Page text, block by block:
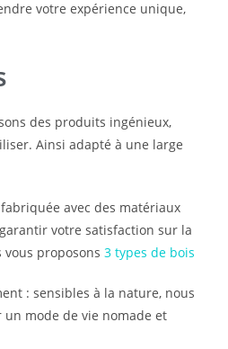
votre expérience unique,
des produits ingénieux,
Ainsi adapté à une large
avec des matériaux
votre satisfaction sur la
vous proposons3 types de bois
: sensibles à la nature, nous
mode de vie nomade et